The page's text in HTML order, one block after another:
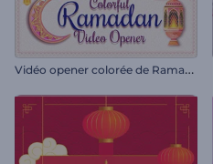
V
idéo opener colorée de Ramadan